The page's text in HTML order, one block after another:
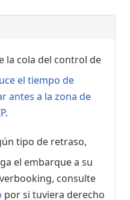
la cola del control de
el tiempo de
antes a la zona de
.
tipo de retraso,
el embarque a su
consulte
por si tuviera derecho